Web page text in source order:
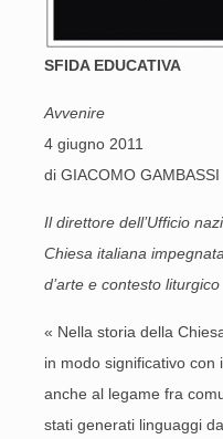
SFIDA EDUCATIVA
Avvenire
4 giugno 2011
di GIACOMO GAMBASSI
Il direttore dell’Ufficio
Chiesa italiana
d’arte e contesto liturgico
« Nella storia della
in modo significativo con
anche al legame fra
stati gene­rati linguaggi